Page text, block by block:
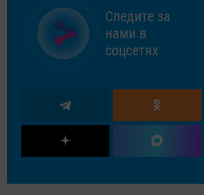
Следите за
нами в
соцсетях